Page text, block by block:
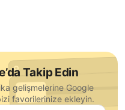
Takip Edin
gelişmelerine Google
favorilerinize ekleyin.